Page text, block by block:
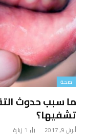
صحة
ما سبب حدوث
تشفيها؟
أبريل 9, 2017 1 زيارة